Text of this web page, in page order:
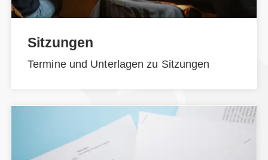
Sitzungen
Termine und Unterlagen zu Sitzungen